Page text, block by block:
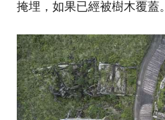
掩埋，如果已經被樹木覆蓋。